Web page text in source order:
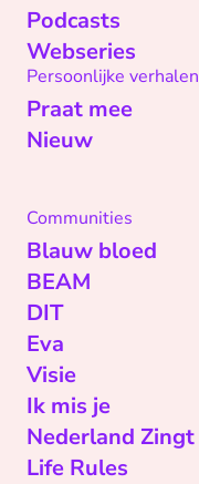
Podcasts
Webseries
Persoonlijke verhalen
Praat mee
Nieuw
Communities
Blauw bloed
BEAM
DIT
Eva
Visie
Ik mis je
Nederland Zingt
Life Rules